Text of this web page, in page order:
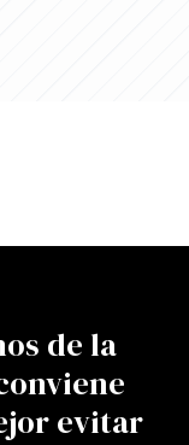
de la
evitar